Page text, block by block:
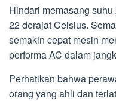
Hindari memasang
22 derajat Celsius.
semakin cepat mesin
performa AC dalam
Perhatikan bahwa
orang yang ahli dan